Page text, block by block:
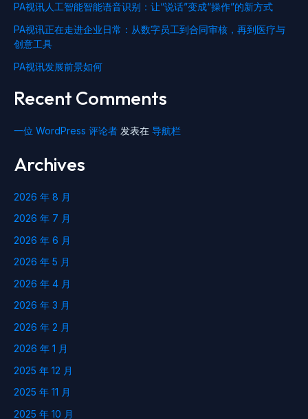
PA视讯人工智能智能语音识别：让“说话”变成“操作”的新方式
PA视讯正在走进企业日常：从数字员工到合同审核，再到医疗与
创意工具
PA视讯发展前景如何
Recent Comments
一位 WordPress 评论者 发表在 导航栏
Archives
2026 年 8 月
2026 年 7 月
2026 年 6 月
2026 年 5 月
2026 年 4 月
2026 年 3 月
2026 年 2 月
2026 年 1 月
2025 年 12 月
2025 年 11 月
2025 年 10 月